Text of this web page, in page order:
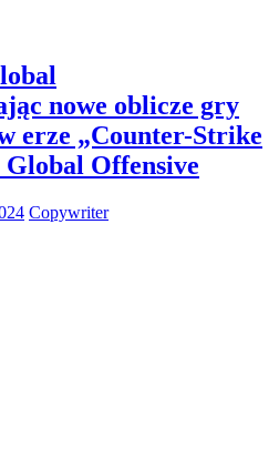
nowe oblicze gry
erze „Counter-Strike
Offensive
Copywriter